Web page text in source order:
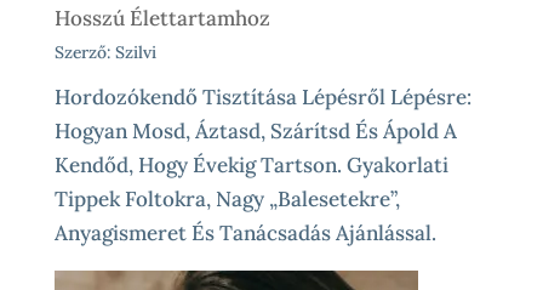
Hosszú Élettartamhoz
Szerző: Szilvi
Hordozókendő Tisztítása Lépésről Lépésre:
Hogyan Mosd, Áztasd, Szárítsd És Ápold A
Kendőd, Hogy Évekig Tartson. Gyakorlati
Tippek Foltokra, Nagy „balesetekre”,
Anyagismeret És Tanácsadás Ajánlással.